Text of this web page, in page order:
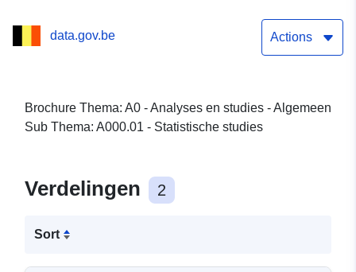
data.gov.be Actions
Brochure Thema: A0 - Analyses en studies - Algemeen
Sub Thema: A000.01 - Statistische studies
Verdelingen 2
Sort